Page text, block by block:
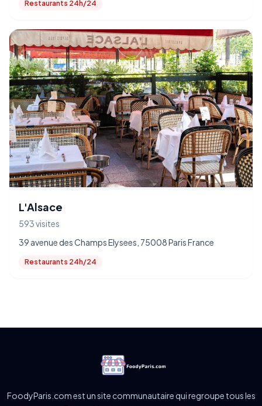
Restaurants 24h/24
L'Alsace
593 visites
39 avenue des Champs Elysees, 75008 Paris France
Restaurants 24h/24
FoodyParis.com est un site communautaire qui regroupe tous les